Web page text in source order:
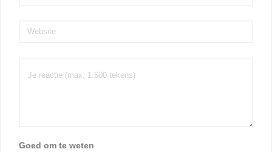
Website
Goed om te weten